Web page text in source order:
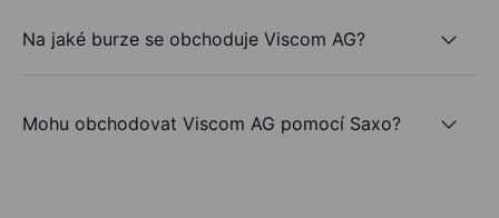
Na jaké burze se obchoduje Viscom AG?
Mohu obchodovat Viscom AG pomocí Saxo?